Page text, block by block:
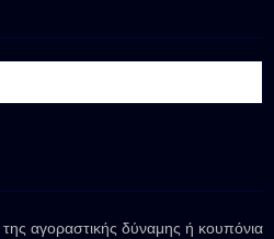
της αγοραστικής δύναμης ή κουπόνια